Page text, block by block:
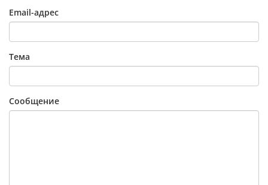
Email-адрес
Тема
Сообщение